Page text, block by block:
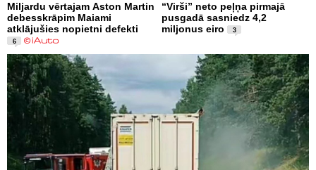
Miljardu vērtajam Aston Martin
debesskrāpim Maiami
atklājušies nopietni defekti
6
“Virši” neto peļņa pirmajā
pusgadā sasniedz 4,2
miljonus eiro
3